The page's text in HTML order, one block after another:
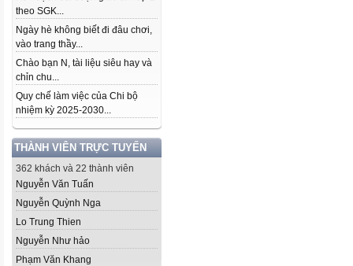
theo SGK...
Ngày hè không biết đi đâu chơi,
vào trang thầy...
Chào bạn N, tài liệu siêu hay và
chỉn chu...
Quy chế làm việc của Chi bộ
nhiệm kỳ 2025-2030...
THÀNH VIÊN TRỰC TUYẾN
362 khách và 22 thành viên
Nguyễn Văn Tuấn
Nguyễn Quỳnh Nga
Lo Trung Thien
Nguyễn Như hảo
Phạm Văn Khang